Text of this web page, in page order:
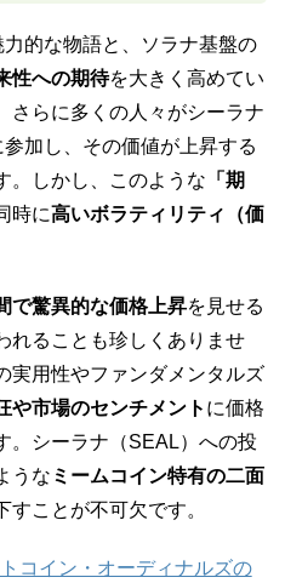
的な物語と、ソラナ基盤の
性への期待を大きく高めてい
さらに多くの人々がシーラナ
加し、その価値が上昇する
。しかし、このような 「期
時に高いボラティリティ（価
で驚異的な価格上昇を見せる
れることも珍しくありませ
実用性やファンダメンタルズ
や市場のセンチメント に価格
。シーラナ（SEAL）への投
うな ミームコイン特有の二面
すことが不可欠です。
コイン・オーディナルズの